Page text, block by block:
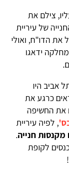
צילם את
של עיריית
הדו"ח, ואולי
ידאגו
אביב היו
כרגע את
את החשיפה
, לפיה עיריית
.
לקופת